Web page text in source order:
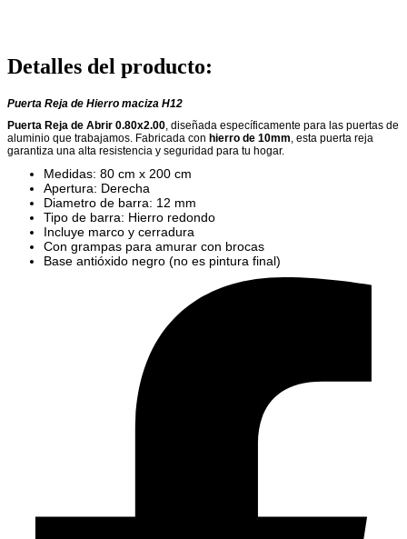
Detalles del producto:
Puerta Reja de Hierro maciza H12
Puerta Reja de Abrir 0.80x2.00, diseñada específicamente para las puertas de
aluminio que trabajamos. Fabricada con hierro de 10mm, esta puerta reja
garantiza una alta resistencia y seguridad para tu hogar.
Medidas: 80 cm x 200 cm
Apertura: Derecha
Diametro de barra: 12 mm
Tipo de barra: Hierro redondo
Incluye marco y cerradura
Con grampas para amurar con brocas
Base antióxido negro (no es pintura final)